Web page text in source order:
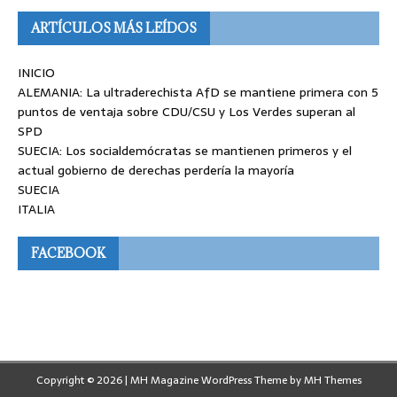
ARTÍCULOS MÁS LEÍDOS
INICIO
ALEMANIA: La ultraderechista AfD se mantiene primera con 5
puntos de ventaja sobre CDU/CSU y Los Verdes superan al
SPD
SUECIA: Los socialdemócratas se mantienen primeros y el
actual gobierno de derechas perdería la mayoría
SUECIA
ITALIA
FACEBOOK
Copyright © 2026 | MH Magazine WordPress Theme byMH Themes